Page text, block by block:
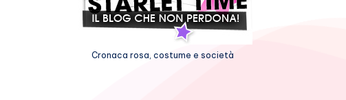
Cronaca rosa, costume e società